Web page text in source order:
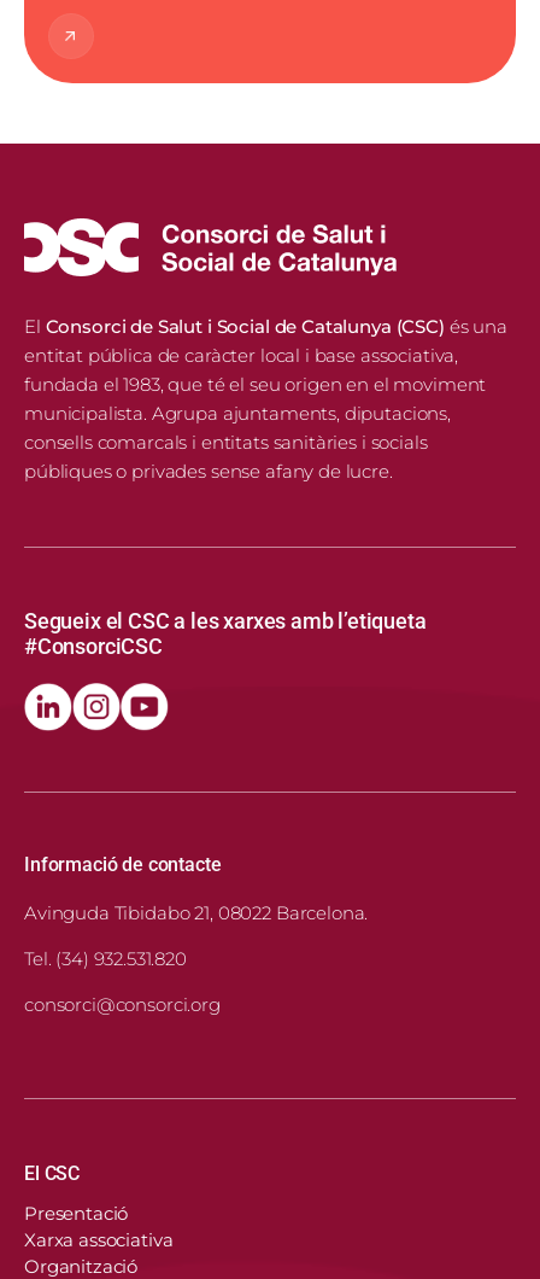
El Consorci de Salut i Social de Catalunya (CSC) és una
entitat pública de caràcter local i base associativa,
fundada el 1983, que té el seu origen en el moviment
municipalista. Agrupa ajuntaments, diputacions,
consells comarcals i entitats sanitàries i socials
públiques o privades sense afany de lucre.
Segueix el CSC a les xarxes amb l’etiqueta
#ConsorciCSC
Informació de contacte
Avinguda Tibidabo 21, 08022 Barcelona.
Tel. (34) 932.531.820
consorci@consorci.org
Navegació principal
El CSC
Presentació
Xarxa associativa
Organització